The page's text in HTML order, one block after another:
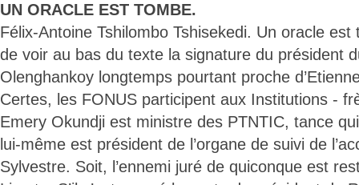
UN ORACLE EST TOMBE.
Félix-Antoine Tshilombo Tshisekedi. Un oracle
de voir au bas du texte la signature du président
Olenghankoy longtemps pourtant proche
Certes, les FONUS participent aux Institutions -
Emery Okundji est ministre des PTNTIC, tance
lui-même est président de l’organe de suivi de
Sylvestre. Soit, l’ennemi juré de quiconque est